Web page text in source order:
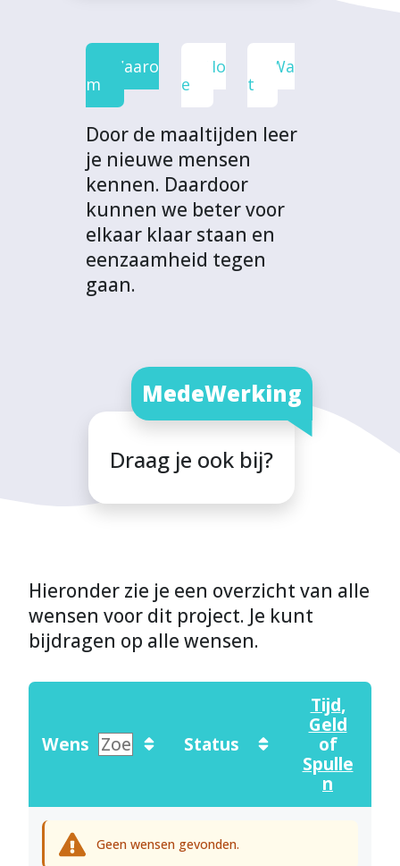
Waaro
m
Ho
e
Wa
t
Door de maaltijden leer
je nieuwe mensen
kennen. Daardoor
kunnen we beter voor
elkaar klaar staan en
eenzaamheid tegen
gaan.
MedeWerking
Draag je ook bij?
Hieronder zie je een overzicht van alle
wensen voor dit project. Je kunt
bijdragen op alle wensen.
Wens Status
Tijd,
Geld
of
Spulle
n
Geen wensen gevonden.